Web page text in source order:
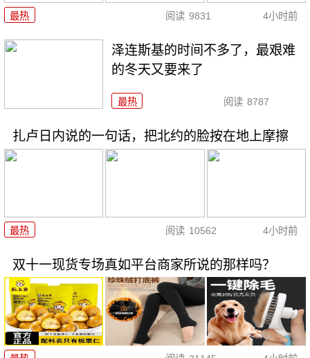
最热 阅读 9831 4小时前
泽连斯基的时间不多了，最艰难
的冬天又要来了
最热 阅读 8787
扎卢日内说的一句话，把北约的脸按在地上摩擦
最热 阅读 10562 4小时前
双十一现货专场真如平台商家所说的那样吗？